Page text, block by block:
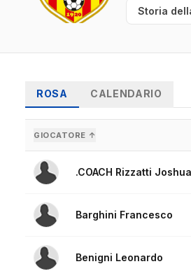
Storia
ROSA CALENDARIO
GIOCATORE ↑
.COACH Rizzatti Joshua
Barghini Francesco
Benigni Leonardo